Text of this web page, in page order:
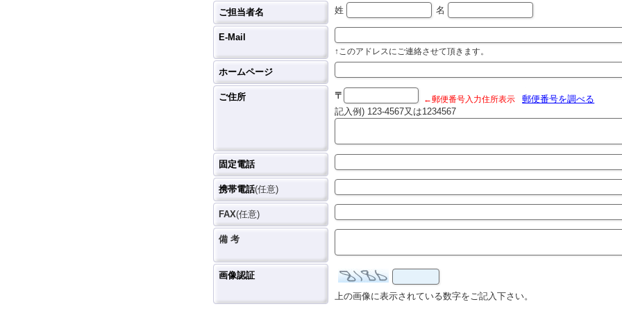
ご担当者名 姓 名
E-Mail
↑このアドレスにご連絡させて頂きます。
ホームページ
ご住所 〒 ←郵便番号入力住所表示
郵便番号を調べる
記入例) 123-4567又は1234567
固定電話
携帯電話(任意)
FAX(任意)
備 考
画像認証
上の画像に表示されている数字をご記入下さい。